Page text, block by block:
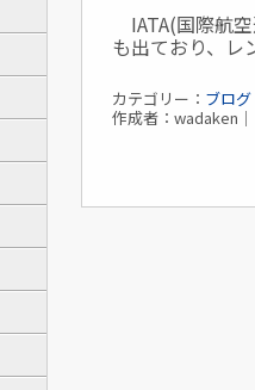
IATA(国際航
も出ており、レ
カテゴリー： ブログ
作成者：wadaken